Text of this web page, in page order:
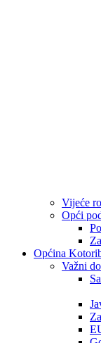
Vijeće
Opći
Općina
Važni